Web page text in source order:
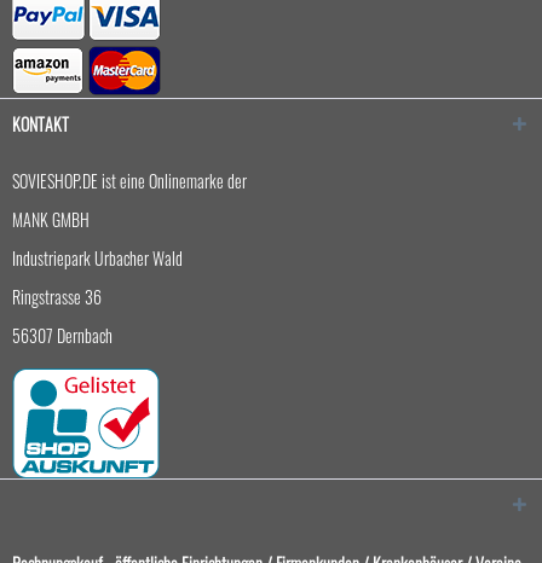
KONTAKT
SOVIESHOP.DE ist eine Onlinemarke der
MANK GMBH
Industriepark Urbacher Wald
Ringstrasse 36
56307 Dernbach